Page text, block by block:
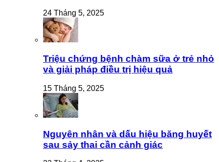
24 Tháng 5, 2025
Triệu chứng bệnh chàm sữa ở trẻ nhỏ
và giải pháp điều trị hiệu quả
15 Tháng 5, 2025
Nguyên nhân và dấu hiệu băng huyết
sau sảy thai cần cảnh giác